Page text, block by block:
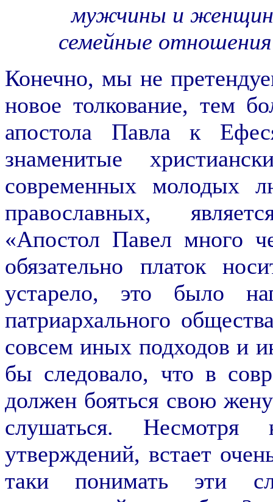
мужчины и
семейные
Конечно, мы не
новое толкование, тем
апостола Павла к
знаменитые
современных молодых
православных,
«Апостол Павел много
обязательно платок
устарело, это было
патриархального
совсем иных подходов и
бы следовало, что в
должен бояться свою
слушаться.
утверждений, встает
таки понимать эти